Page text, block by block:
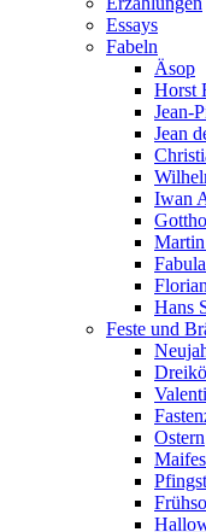
Essays
Fabeln
Äsop
Horst
Jean-
Jean
Iwan
Hans
Feste und
Ostern